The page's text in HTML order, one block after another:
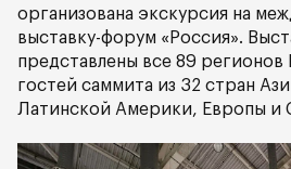
организована экскурсия на
выставку-форум «Россия».
представлены все 89
гостей саммита из 32 стран
Латинской Америки, Европы и